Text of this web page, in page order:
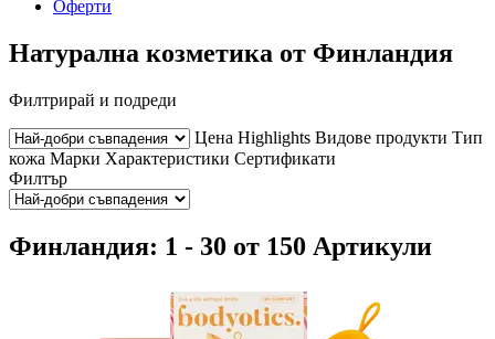
Оферти
Натурална козметика от Финландия
Филтрирай и подреди
Цена Highlights Видове продукти Тип
кожа Марки Характеристики Сертификати
Филтър
Финландия: 1 - 30 от 150 Артикули